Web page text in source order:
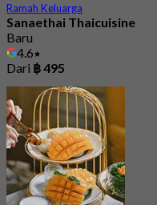
Ramah Keluarga
Sanaethai Thaicuisine
Baru
4.6
Dari ฿ 495